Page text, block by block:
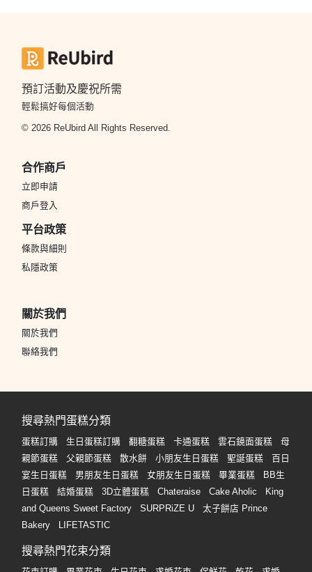
預訂活動及慶祝所需
輕鬆搞好每個活動
© 2026 ReUbird All Rights Reserved.
合作商戶
立即申請
商戶登入
平台政策
條款與細則
私隱政策
關於我們
關於我們
聯絡我們
搜尋熱門蛋糕分類
蛋糕訂購 生日蛋糕訂購 翻糖蛋糕 卡通蛋糕 雲石鏡面蛋糕
母
親節蛋糕
父親節蛋糕 散水餅 小朋友生日蛋糕 聖誕蛋糕
百日
宴生日蛋糕
男朋友生日蛋糕 女朋友生日蛋糕 畢業蛋糕
BB生
日蛋糕
結婚蛋糕 3D立體蛋糕 Chateraise Cake Aholic
King
and Queens Sweet Factory
SURPRiZE U
太子餅店 Prince
Bakery
LIFETASTIC
搜尋熱門花束分類